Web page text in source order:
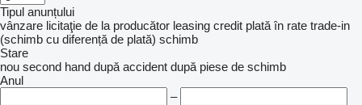
Tipul anunțului
vânzare licitaţie de la producător leasing credit plată în rate trade-in
(schimb cu diferență de plată) schimb
Stare
nou second hand după accident după piese de schimb
Anul
–